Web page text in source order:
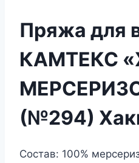
Пряжа для
КАМТЕКС
(№294)
Состав: 100%